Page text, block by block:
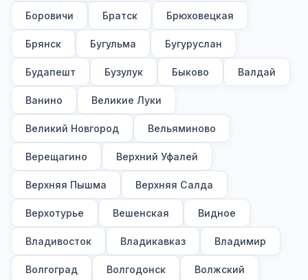
Боровичи Братск Брюховецкая
Брянск Бугульма Бугуруслан
Будапешт Бузулук Быково Валдай
Ванино Великие Луки
Великий Новгород Вельяминово
Верещагино Верхний Уфалей
Верхняя Пышма Верхняя Салда
Верхотурье Вешенская Видное
Владивосток Владикавказ Владимир
Волгоград Волгодонск Волжский